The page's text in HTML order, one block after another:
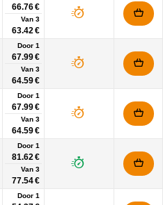
66.76 €
Van 3
63.42 €
Door 1
67.99 €
Van 3
64.59 €
Door 1
67.99 €
Van 3
64.59 €
Door 1
81.62 €
Van 3
77.54 €
Door 1